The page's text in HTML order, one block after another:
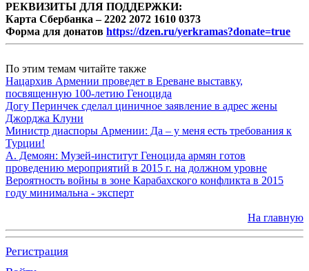
РЕКВИЗИТЫ ДЛЯ ПОДДЕРЖКИ:
Карта Сбербанка – 2202 2072 1610 0373
Форма для донатов https://dzen.ru/yerkramas?donate=true
По этим темам читайте также
Нацархив Армении проведет в Ереване выставку,
посвященную 100-летию Геноцида
Догу Перинчек сделал циничное заявление в адрес жены
Джорджа Клуни
Министр диаспоры Армении: Да – у меня есть требования к
Турции!
А. Демоян: Музей-институт Геноцида армян готов
проведению мероприятий в 2015 г. на должном уровне
Вероятность войны в зоне Карабахского конфликта в 2015
году минимальна - эксперт
На главную
Регистрация